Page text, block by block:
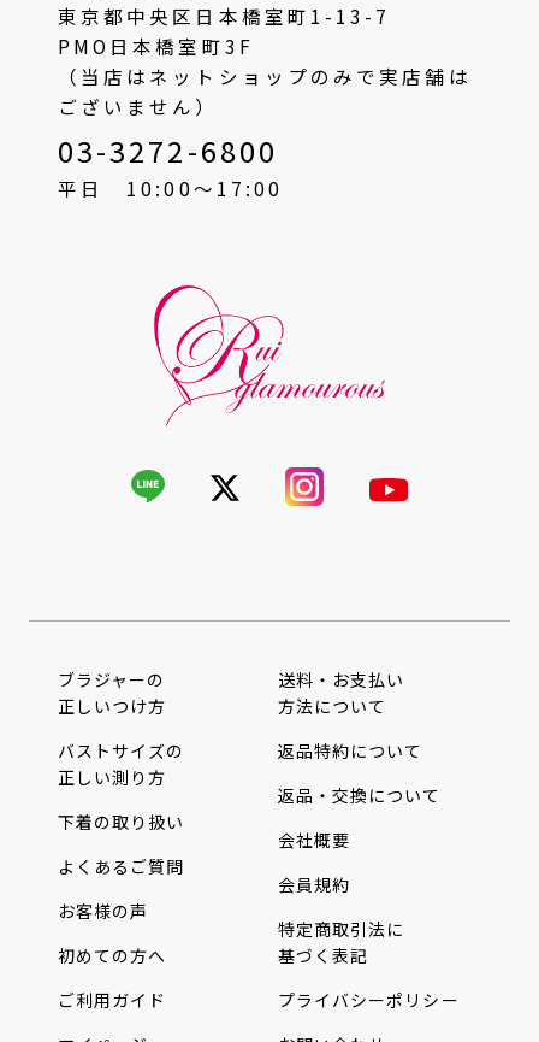
東京都中央区日本橋室町1-13-7
PMO日本橋室町3F
（当店はネットショップのみで実店舗は
ございません）
03-3272-6800
平日 10:00〜17:00
ブラジャーの
正しいつけ方
バストサイズの
正しい測り方
下着の取り扱い
よくあるご質問
お客様の声
初めての方へ
ご利用ガイド
送料・お支払い
方法について
返品特約について
返品・交換について
会社概要
会員規約
特定商取引法に
基づく表記
プライバシーポリシー